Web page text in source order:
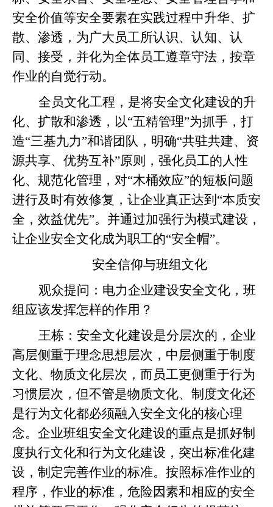
安全价值等安全要素在实践过程中升华、扩
散、渗透，为广大员工所认识、认知、认
同、接受，并化为全体员工遵章守法，按章
作业的自觉行动。
全员文化工程，是将安全文化建设的升
化、扩散和渗透，以“五精管理”为抓手，打
造“三基九力”和谐团队，明确“共驻共建、资
源共享、优势互补”原则，强化员工的人性
化、规范化管理，对“木桶效应”的短板问题
进行及时有效修复，让企业真正达到“本质安
全，效益优先”。并通过加强行为模式建设，
让企业安全文化成为职工的“安全帽”。
安全信仰与班组文化
观众提问：电力企业建设安全文化，班
组应该发挥怎样的作用？
王栋 ：安全文化建设是分层次的，企业
高层侧重于理念思想层次，中层侧重于制度
文化、物质文化层次，而员工更侧重于行为
习惯层次，但不管是物质文化、制度文化还
是行为文化都必须融入安全文化的核心理
念。企业班组安全文化建设的重点是抓好制
度执行文化和行为文化建设，突出标准化建
设，制定完善作业的标准。按照标准作业的
程序，作业的标准，危险因素和相应的安全